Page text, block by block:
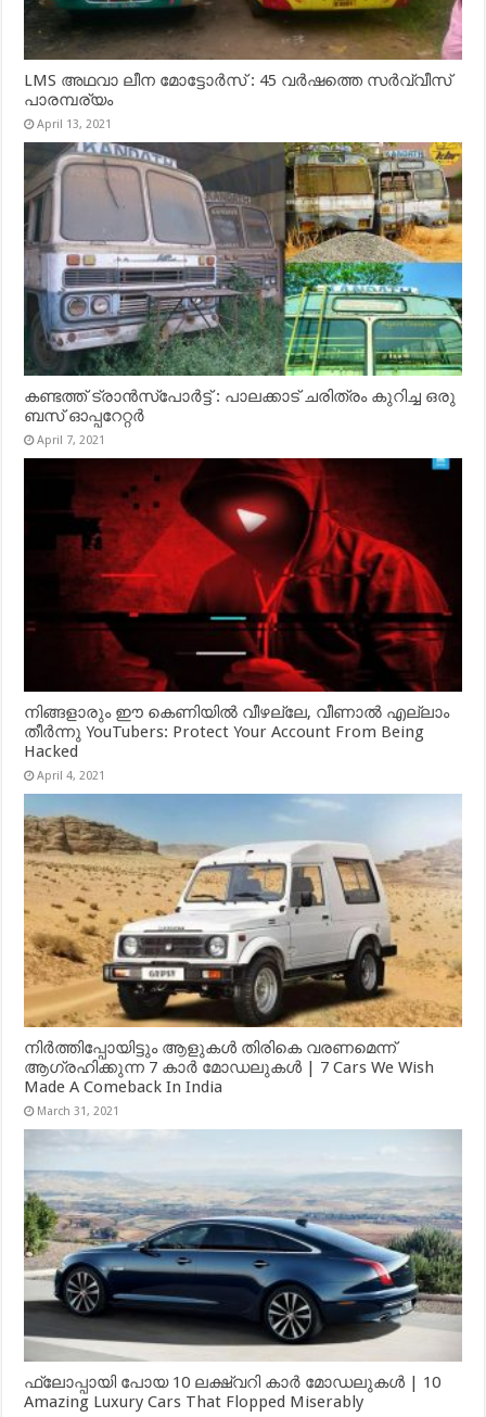
LMS അഥവാ ലീന മോട്ടോർസ് : 45 വർഷത്തെ സർവ്വീസ്
പാരമ്പര്യം
April 13, 2021
കണ്ടത്ത് ട്രാൻസ്‌പോർട്ട് : പാലക്കാട് ചരിത്രം കുറിച്ച ഒരു
ബസ് ഓപ്പറേറ്റർ
April 7, 2021
നിങ്ങളാരും ഈ കെണിയിൽ വീഴല്ലേ, വീണാൽ എല്ലാം
തീർന്നു YouTubers: Protect Your Account From Being
Hacked
April 4, 2021
നിർത്തിപ്പോയിട്ടും ആളുകൾ തിരികെ വരണമെന്ന്
ആഗ്രഹിക്കുന്ന 7 കാർ മോഡലുകൾ | 7 Cars We Wish
Made A Comeback In India
March 31, 2021
ഫ്ലോപ്പായി പോയ 10 ലക്ഷ്വറി കാർ മോഡലുകൾ | 10
Amazing Luxury Cars That Flopped Miserably